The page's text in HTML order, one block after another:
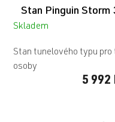
Stan Pinguin Storm
Skladem
5 992
Stan tunelového typu pro
osoby